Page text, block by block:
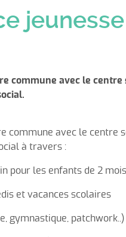
patrimoine
Le
Centre
commune avec le
commune avec le centre
à travers :
pour les enfants de 2
et vacances scolaires
gymnastique, patchwork..)